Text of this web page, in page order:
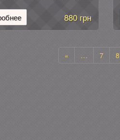
силиконовая.
880 грн
« … 7 8